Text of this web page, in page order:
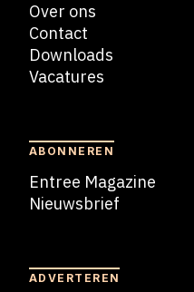
Over ons
Contact
Downloads
Vacatures
ABONNEREN
Entree Magazine
Nieuwsbrief
ADVERTEREN